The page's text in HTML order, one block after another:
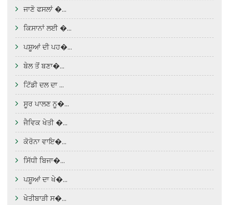
ਜਾਣੋ ਫਸਲਾਂ �...
ਕਿਸਾਨਾਂ ਲਈ �...
ਪਸ਼ੂਆਂ ਦੀ ਪਹ�...
ਬੇਲ ਤੋਂ ਬਣਾ�...
ਟਿੱਡੀ ਦਲ ਦਾ ...
ਸੂਰ ਪਾਲਣ ਨੂ�...
ਜੈਵਿਕ ਖੇਤੀ �...
ਕੋਰੋਨਾ ਵਾਇ�...
ਸਿੱਧੀ ਬਿਜਾ�...
ਪਸ਼ੂਆਂ ਦਾ ਖੇ�...
ਖੇਤੀਬਾੜੀ ਸ�...